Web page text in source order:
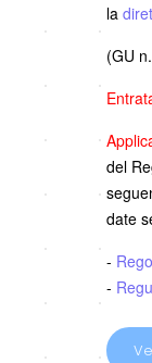
la
(GU
del
date
-
-